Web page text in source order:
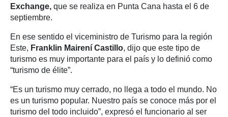
Exchange, que se realiza en Punta Cana hasta el 6 de
septiembre.
En ese sentido el viceministro de Turismo para la región
Este, Franklin Mairení Castillo, dijo que este tipo de
turismo es muy importante para el país y lo definió como
“turismo de élite”.
“Es un turismo muy cerrado, no llega a todo el mundo. No
es un turismo popular. Nuestro país se conoce más por el
turismo del todo incluido”, expresó el funcionario al ser